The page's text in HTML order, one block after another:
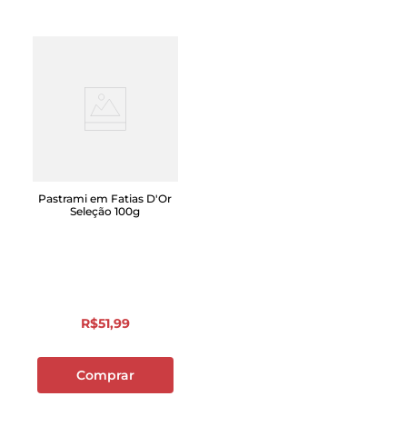
Pastrami em Fatias D'Or
Seleção 100g
R$51,99
Comprar